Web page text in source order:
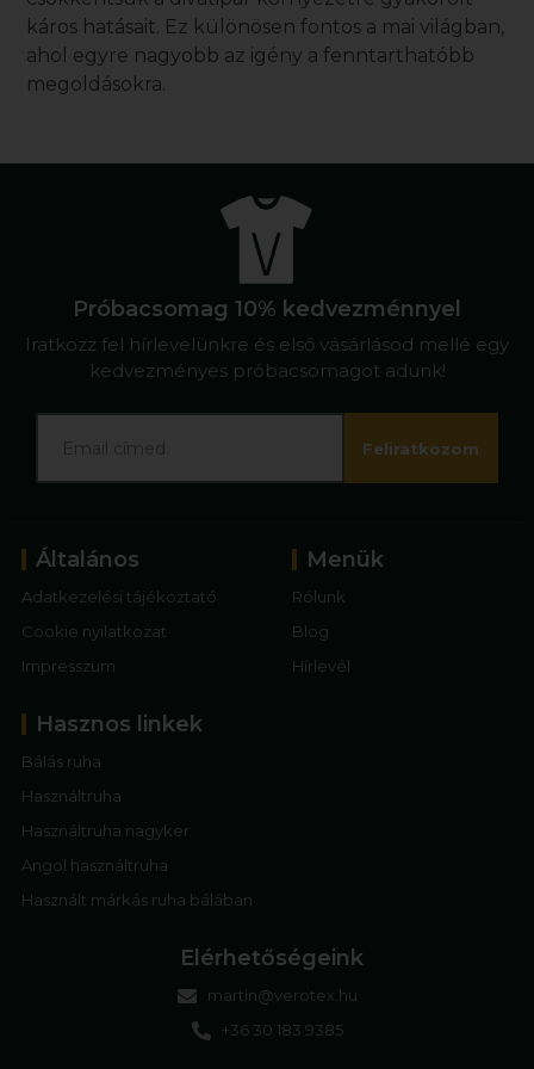
káros hatásait. Ez különösen fontos a mai világban,
ahol egyre nagyobb az igény a fenntarthatóbb
megoldásokra.
Próbacsomag 10% kedvezménnyel
Iratkozz fel hírlevelünkre és első vásárlásod mellé egy
kedvezményes próbacsomagot adunk!
Feliratkozom
Általános
Adatkezelési tájékoztató
Cookie nyilatkozat
Impresszum
Menük
Rólunk
Blog
Hírlevél
Hasznos linkek
Bálás ruha
Használtruha
Használtruha nagyker
Angol használtruha
Használt márkás ruha bálában
Elérhetőségeink
martin@verotex.hu
+36 30 183 9385